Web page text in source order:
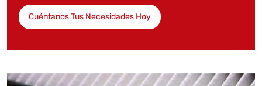
Cuéntanos Tus Necesidades Hoy